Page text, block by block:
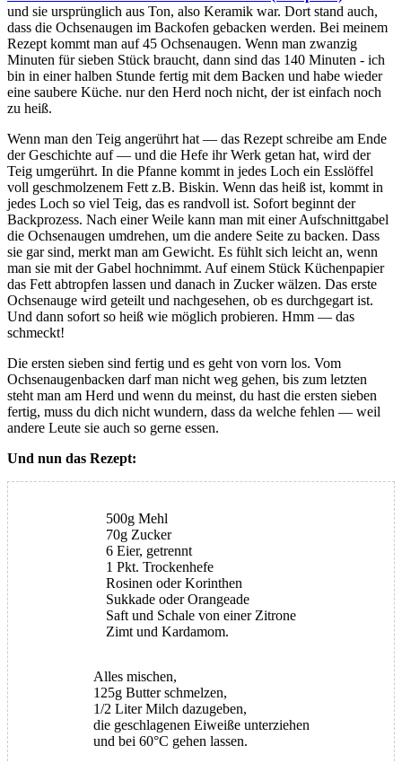
und sie ursprünglich aus Ton, also Keramik war. Dort stand auch,
dass die Ochsenaugen im Backofen gebacken werden. Bei meinem
Rezept kommt man auf 45 Ochsenaugen. Wenn man zwanzig
Minuten für sieben Stück braucht, dann sind das 140 Minuten - ich
bin in einer halben Stunde fertig mit dem Backen und habe wieder
eine saubere Küche. nur den Herd noch nicht, der ist einfach noch
zu heiß.
Wenn man den Teig angerührt hat — das Rezept schreibe am Ende
der Geschichte auf — und die Hefe ihr Werk getan hat, wird der
Teig umgerührt. In die Pfanne kommt in jedes Loch ein Esslöffel
voll geschmolzenem Fett z.B. Biskin. Wenn das heiß ist, kommt in
jedes Loch so viel Teig, das es randvoll ist. Sofort beginnt der
Backprozess. Nach einer Weile kann man mit einer Aufschnittgabel
die Ochsenaugen umdrehen, um die andere Seite zu backen. Dass
sie gar sind, merkt man am Gewicht. Es fühlt sich leicht an, wenn
man sie mit der Gabel hochnimmt. Auf einem Stück Küchenpapier
das Fett abtropfen lassen und danach in Zucker wälzen. Das erste
Ochsenauge wird geteilt und nachgesehen, ob es durchgegart ist.
Und dann sofort so heiß wie möglich probieren. Hmm — das
schmeckt!
Die ersten sieben sind fertig und es geht von vorn los. Vom
Ochsenaugenbacken darf man nicht weg gehen, bis zum letzten
steht man am Herd und wenn du meinst, du hast die ersten sieben
fertig, muss du dich nicht wundern, dass da welche fehlen — weil
andere Leute sie auch so gerne essen.
Und nun das Rezept:
500g Mehl
70g Zucker
6 Eier, getrennt
1 Pkt. Trockenhefe
Rosinen oder Korinthen
Sukkade oder Orangeade
Saft und Schale von einer Zitrone
Zimt und Kardamom.
Alles mischen,
125g Butter schmelzen,
1/2 Liter Milch dazugeben,
die geschlagenen Eiweiße unterziehen
und bei 60°C gehen lassen.